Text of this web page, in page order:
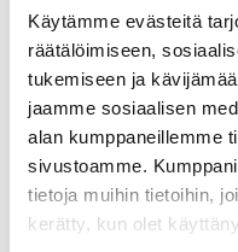
Käytämme evästeitä
räätälöimiseen,
tukemiseen ja
jaamme sosiaalisen
alan kumppaneillemme
sivustoamme.
tietoja muihin tietoihin,
kerätty, kun olet